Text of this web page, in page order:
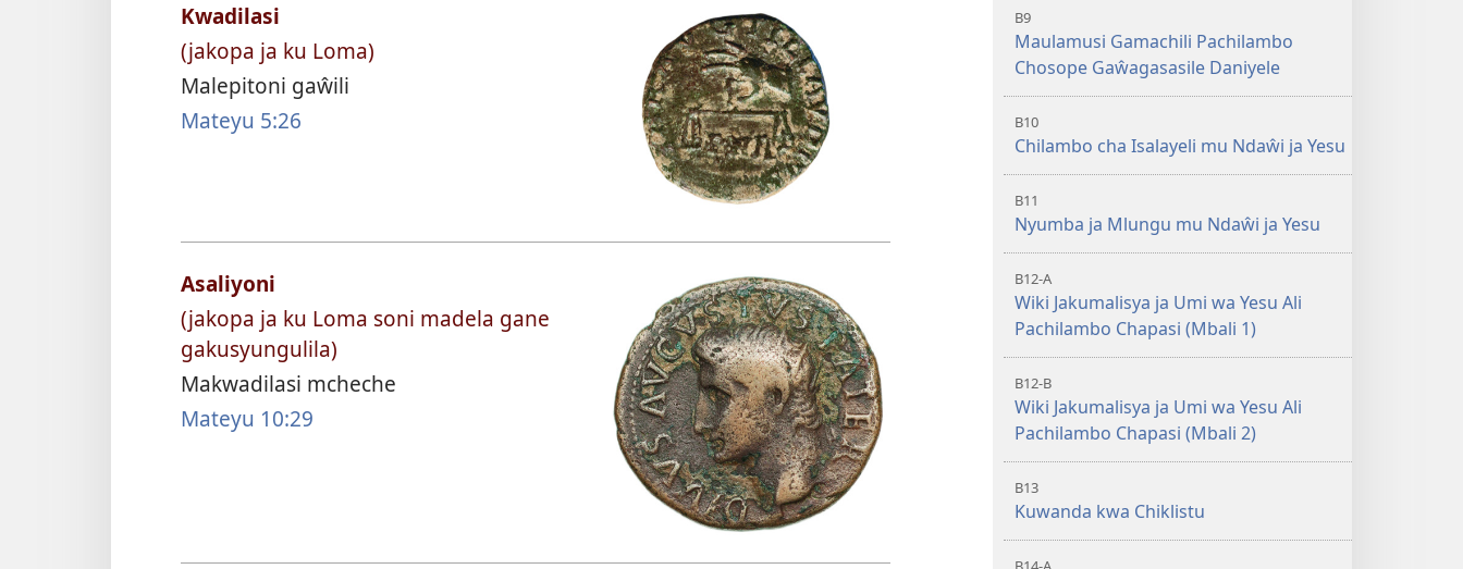
Kwadilasi
(jakopa ja ku Loma)
Malepitoni gaŵili
Mateyu 5:26
Asaliyoni
(jakopa ja ku Loma soni madela gane
gakusyungulila)
Makwadilasi mcheche
Mateyu 10:29
B9
Maulamusi Gamachili Pachilambo
Chosope Gaŵagasasile Daniyele
B10
Chilambo cha Isalayeli mu Ndaŵi ja Yesu
B11
Nyumba ja Mlungu mu Ndaŵi ja Yesu
B12-A
Wiki Jakumalisya ja Umi wa Yesu Ali
Pachilambo Chapasi (Mbali 1)
B12-B
Wiki Jakumalisya ja Umi wa Yesu Ali
Pachilambo Chapasi (Mbali 2)
B13
Kuwanda kwa Chiklistu